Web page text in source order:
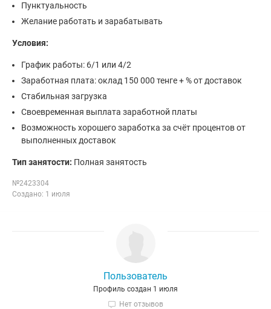
Пунктуальность
Желание работать и зарабатывать
Условия:
График работы: 6/1 или 4/2
Заработная плата: оклад 150 000 тенге + % от доставок
Стабильная загрузка
Своевременная выплата заработной платы
Возможность хорошего заработка за счёт процентов от
выполненных доставок
Тип занятости: Полная занятость
№2423304
Создано: 1 июля
Пользователь
Профиль создан 1 июля
Нет отзывов